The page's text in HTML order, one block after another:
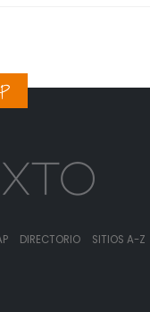
DIRECTORIO SITIOS A-Z